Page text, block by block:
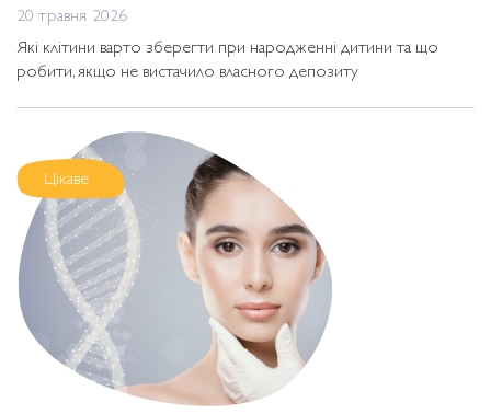
20 травня 2026
Які клітини варто зберегти при народженні дитини та що
робити, якщо не вистачило власного депозиту
Цікаве